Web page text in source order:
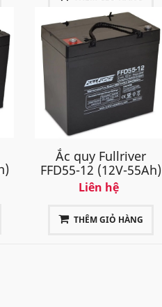
Ắc quy Fullriver
FFD55-12 (12V-55Ah)
Liên hệ
THÊM GIỎ HÀNG